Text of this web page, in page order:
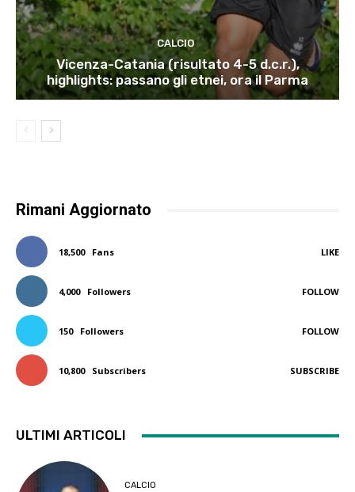
CALCIO
Vicenza-Catania (risultato 4-5 d.c.r.),
highlights: passano gli etnei, ora il Parma
Rimani Aggiornato
18,500 Fans LIKE
4,000 Followers FOLLOW
150 Followers FOLLOW
10,800 Subscribers SUBSCRIBE
ULTIMI ARTICOLI
CALCIO